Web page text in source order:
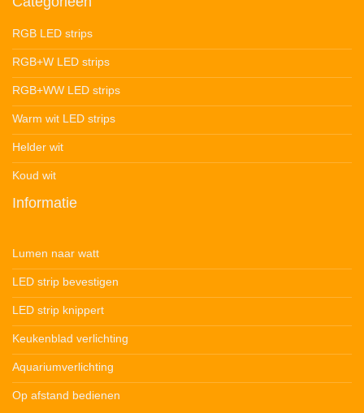
RGB LED strips
RGB+W LED strips
RGB+WW LED strips
Warm wit LED strips
Helder wit
Koud wit
Informatie
Lumen naar watt
LED strip bevestigen
LED strip knippert
Keukenblad verlichting
Aquariumverlichting
Op afstand bedienen